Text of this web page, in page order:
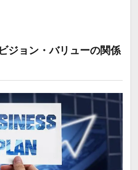
ジョン・バリューの関係